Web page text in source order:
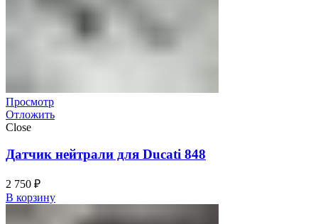
Просмотр
Отложить
Close
Датчик нейтрали для Ducati 848
2 750 ₽
В корзину